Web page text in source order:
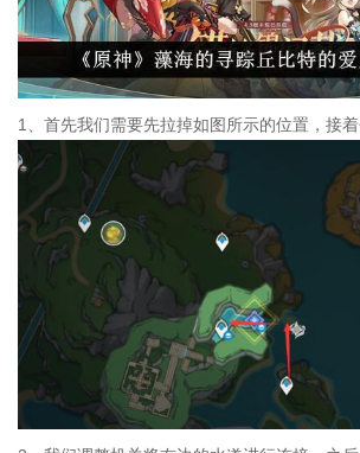
1、首先我们需要先拉掉如图所示的位置，接着